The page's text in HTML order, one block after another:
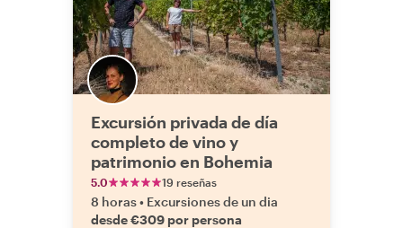
Excursión privada de día
completo de vino y
patrimonio en Bohemia
5.0 19 reseñas
8 horas• Excursiones de un dia
desde €309 por persona